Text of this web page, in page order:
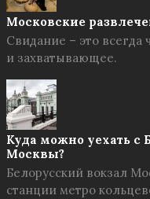
Московские
Свидание – это
и захватывающее.
Куда можно уехать с
Москвы?
Белорусский вокзал
станции метро